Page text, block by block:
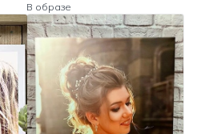
В образе